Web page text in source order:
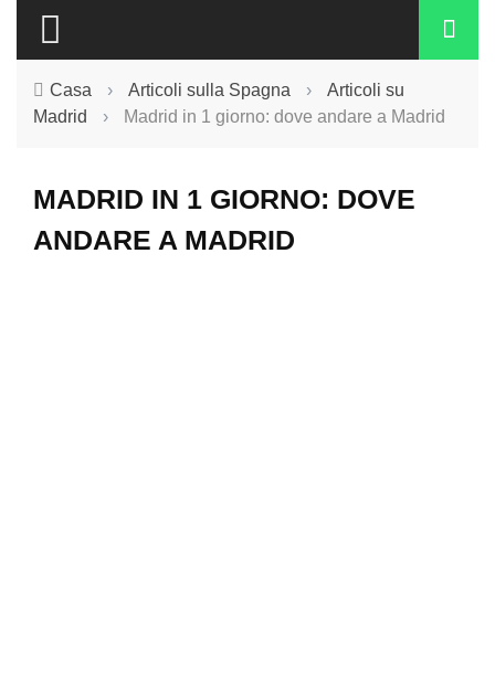
Casa › Articoli sulla Spagna ›
Articoli su
Madrid
› Madrid in 1 giorno: dove andare a Madrid
MADRID IN 1 GIORNO: DOVE
ANDARE A MADRID